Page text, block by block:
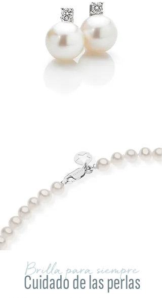
Brilla para siempre
Cuidado de las perlas